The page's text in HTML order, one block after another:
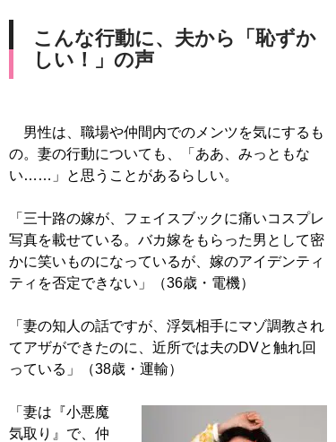
こんな行動に、夫から「恥ずか
しい！」の声
男性は、職場や仲間内でのメンツを気にするも
の。妻の行動についても、「ああ、みっともな
い……」と思うことがあるらしい。
「三十路の嫁が、フェイスブックに痛いコスプレ
写真を載せている。バカ嫁をもらった男として密
かに笑いものになっているが、嫁のアイデンティ
ティを否定できない」（36歳・電機）
「妻の知人の話ですが、浮気相手にマゾ調教され
てアザができたのに、近所では夫のDVと触れ回
っている」（38歳・運輸）
「妻は『小悪魔
気取り』で、仲